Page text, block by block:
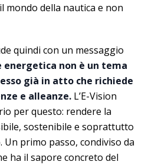
mondo della nautica e non
quindi con un messaggio
energetica non è un tema
già in atto che richiede
e alleanze. L’E-Vision
per questo: rendere la
sostenibile e soprattutto
Un primo passo, condiviso da
ha il sapore concreto del